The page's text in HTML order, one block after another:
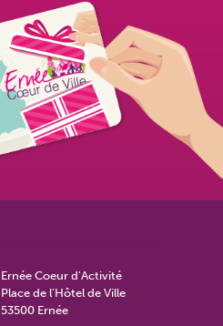
Ernée Coeur d'Activité
Place de l’Hôtel de Ville
53500 Ernée